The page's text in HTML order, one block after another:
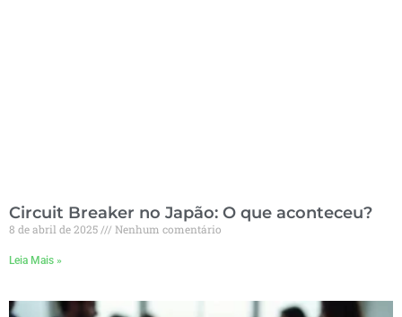
Circuit Breaker no Japão: O que aconteceu?
8 de abril de 2025 Nenhum comentário
Leia Mais »